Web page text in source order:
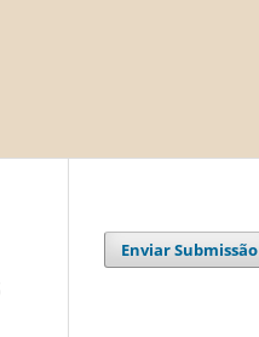
Enviar Submissão